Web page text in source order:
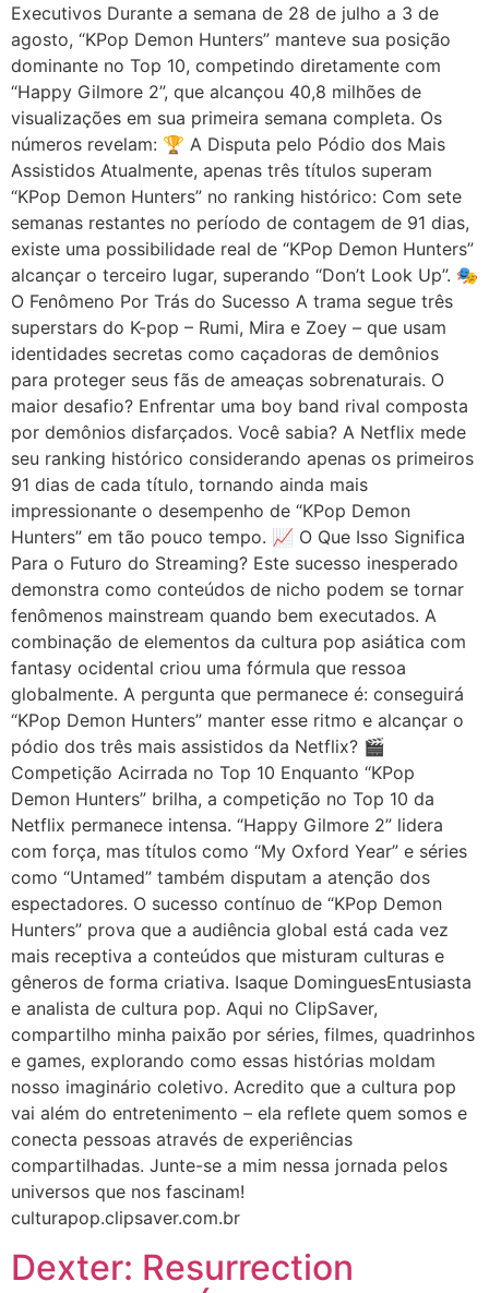
Executivos Durante a semana de 28 de julho a 3 de
agosto, “KPop Demon Hunters” manteve sua posição
dominante no Top 10, competindo diretamente com
“Happy Gilmore 2”, que alcançou 40,8 milhões de
visualizações em sua primeira semana completa. Os
números revelam: 🏆 A Disputa pelo Pódio dos Mais
Assistidos Atualmente, apenas três títulos superam
“KPop Demon Hunters” no ranking histórico: Com sete
semanas restantes no período de contagem de 91 dias,
existe uma possibilidade real de “KPop Demon Hunters”
alcançar o terceiro lugar, superando “Don’t Look Up”. 🎭
O Fenômeno Por Trás do Sucesso A trama segue três
superstars do K-pop – Rumi, Mira e Zoey – que usam
identidades secretas como caçadoras de demônios
para proteger seus fãs de ameaças sobrenaturais. O
maior desafio? Enfrentar uma boy band rival composta
por demônios disfarçados. Você sabia? A Netflix mede
seu ranking histórico considerando apenas os primeiros
91 dias de cada título, tornando ainda mais
impressionante o desempenho de “KPop Demon
Hunters” em tão pouco tempo. 📈 O Que Isso Significa
Para o Futuro do Streaming? Este sucesso inesperado
demonstra como conteúdos de nicho podem se tornar
fenômenos mainstream quando bem executados. A
combinação de elementos da cultura pop asiática com
fantasy ocidental criou uma fórmula que ressoa
globalmente. A pergunta que permanece é: conseguirá
“KPop Demon Hunters” manter esse ritmo e alcançar o
pódio dos três mais assistidos da Netflix? 🎬
Competição Acirrada no Top 10 Enquanto “KPop
Demon Hunters” brilha, a competição no Top 10 da
Netflix permanece intensa. “Happy Gilmore 2” lidera
com força, mas títulos como “My Oxford Year” e séries
como “Untamed” também disputam a atenção dos
espectadores. O sucesso contínuo de “KPop Demon
Hunters” prova que a audiência global está cada vez
mais receptiva a conteúdos que misturam culturas e
gêneros de forma criativa. Isaque DominguesEntusiasta
e analista de cultura pop. Aqui no ClipSaver,
compartilho minha paixão por séries, filmes, quadrinhos
e games, explorando como essas histórias moldam
nosso imaginário coletivo. Acredito que a cultura pop
vai além do entretenimento – ela reflete quem somos e
conecta pessoas através de experiências
compartilhadas. Junte-se a mim nessa jornada pelos
universos que nos fascinam!
culturapop.clipsaver.com.br
Dexter: Resurrection